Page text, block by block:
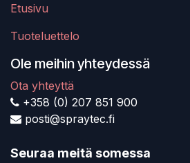
Etusivu
Tuoteluettelo
Ole meihin yhteydessä
Ota yhteyttä
+358 (0) 207 851 900
posti@spraytec.fi
Seuraa meitä somessa